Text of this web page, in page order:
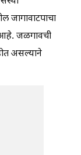
जागावाटपाचा
आहे. जळगावची
असल्याने